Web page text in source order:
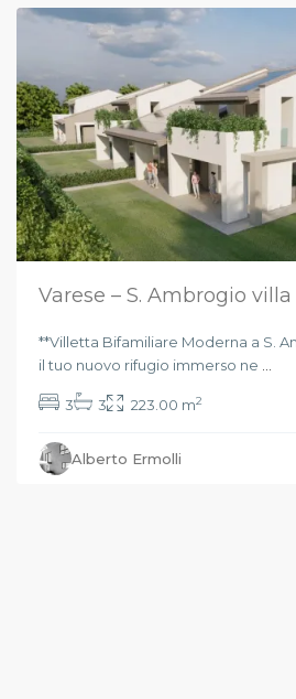
Varese – S. Ambrogio
**Villetta Bifamiliare Moderna a S.
il tuo nuovo rifugio immerso ne
3 3 223.00 m2
Alberto Ermolli